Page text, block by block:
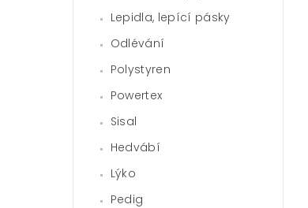
Lepidla, lepící pásky
Odlévání
Polystyren
Powertex
Sisal
Hedvábí
Lýko
Pedig